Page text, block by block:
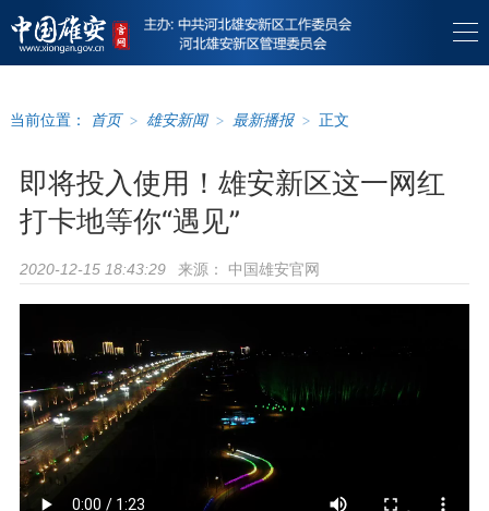
当前位置： 首页 > 雄安新闻 > 最新播报 > 正文
即将投入使用！雄安新区这一网红
打卡地等你“遇见”
2020-12-15 18:43:29 来源： 中国雄安官网